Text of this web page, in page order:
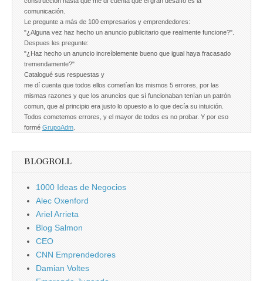
comunicación.
Le pregunte a más de 100 empresarios y emprendedores:
"¿Alguna vez haz hecho un anuncio publicitario que realmente funcione?".
Despues les pregunte:
"¿Haz hecho un anuncio increíblemente bueno que igual haya fracasado
tremendamente?"
Catalogué sus respuestas y
me dí cuenta que todos ellos cometían los mismos 5 errores, por las
mismas razones y que los anuncios que sí funcionaban tenían un patrón
comun, que al principio era justo lo opuesto a lo que decía su intuición.
Todos cometemos errores, y el mayor de todos es no probar. Y por eso
formé GrupoAdm
BLOGROLL
1000 Ideas de Negocios
Alec Oxenford
Ariel Arrieta
Blog Salmon
CEO
CNN Emprendedores
Damian Voltes